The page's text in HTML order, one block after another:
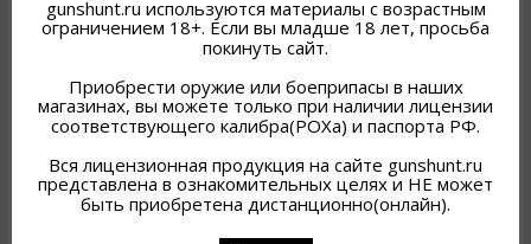
ПОХОЖИЕ ТОВАРЫ
gunshunt.ru используются материалы с возрастным
ограничением 18+. Если вы младше 18 лет, просьба
покинуть сайт.
Приобрести оружие или боеприпасы в наших
магазинах, вы можете только при наличии лицензии
соответствующего калибра(РОХа) и паспорта РФ.
Вся лицензионная продукция на сайте gunshunt.ru
представлена в ознакомительных целях и НЕ может
быть приобретена дистанционно(онлайн).